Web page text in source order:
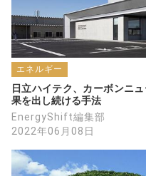
エネルギー
日立ハイテク、カーボンニ
果を出し続ける手法
EnergyShift編集部
2022年06月08日